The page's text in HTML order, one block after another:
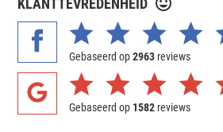
Gebaseerd op2963 reviews
Gebaseerd op 1582 reviews